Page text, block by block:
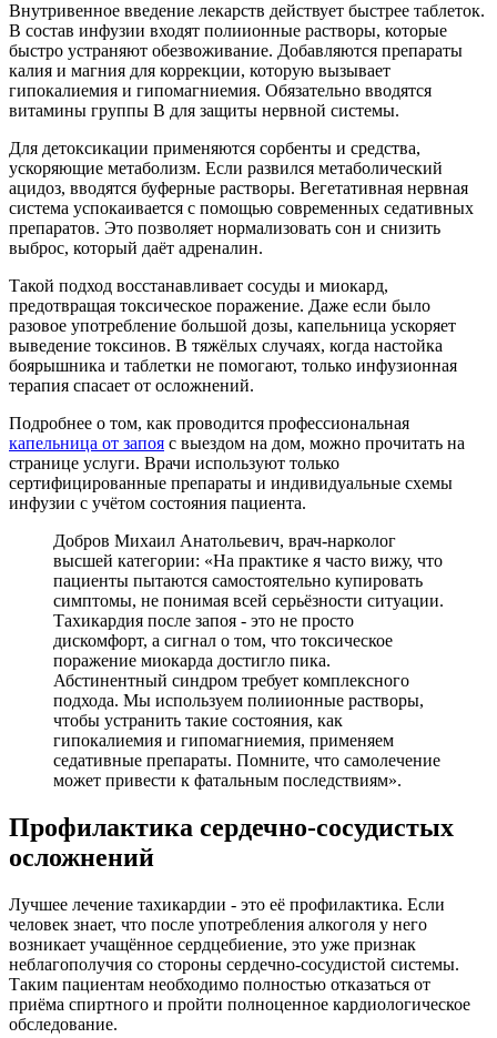
Внутривенное введение лекарств действует быстрее таблеток.
В состав инфузии входят полиионные растворы, которые
быстро устраняют обезвоживание. Добавляются препараты
калия и магния для коррекции, которую вызывает
гипокалиемия и гипомагниемия. Обязательно вводятся
витамины группы B для защиты нервной системы.
Для детоксикации применяются сорбенты и средства,
ускоряющие метаболизм. Если развился метаболический
ацидоз, вводятся буферные растворы. Вегетативная нервная
система успокаивается с помощью современных седативных
препаратов. Это позволяет нормализовать сон и снизить
выброс, который даёт адреналин.
Такой подход восстанавливает сосуды и миокард,
предотвращая токсическое поражение. Даже если было
разовое употребление большой дозы, капельница ускоряет
выведение токсинов. В тяжёлых случаях, когда настойка
боярышника и таблетки не помогают, только инфузионная
терапия спасает от осложнений.
Подробнее о том, как проводится профессиональная
капельница от запоя с выездом на дом, можно прочитать на
странице услуги. Врачи используют только
сертифицированные препараты и индивидуальные схемы
инфузии с учётом состояния пациента.
Добров Михаил Анатольевич, врач-нарколог
высшей категории: «На практике я часто вижу, что
пациенты пытаются самостоятельно купировать
симптомы, не понимая всей серьёзности ситуации.
Тахикардия после запоя - это не просто
дискомфорт, а сигнал о том, что токсическое
поражение миокарда достигло пика.
Абстинентный синдром требует комплексного
подхода. Мы используем полиионные растворы,
чтобы устранить такие состояния, как
гипокалиемия и гипомагниемия, применяем
седативные препараты. Помните, что самолечение
может привести к фатальным последствиям».
Профилактика сердечно-сосудистых
осложнений
Лучшее лечение тахикардии - это её профилактика. Если
человек знает, что после употребления алкоголя у него
возникает учащённое сердцебиение, это уже признак
неблагополучия со стороны сердечно-сосудистой системы.
Таким пациентам необходимо полностью отказаться от
приёма спиртного и пройти полноценное кардиологическое
обследование.